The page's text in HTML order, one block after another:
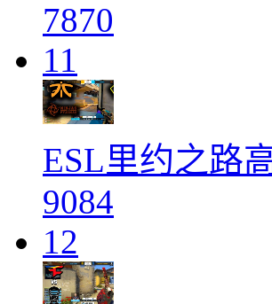
7870
11
ESL里约之路
9084
12